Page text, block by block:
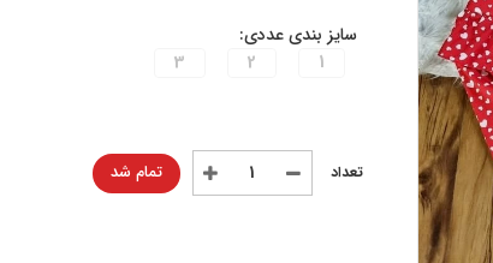
سایز بندی عددی:
1
2
3
تمام شد